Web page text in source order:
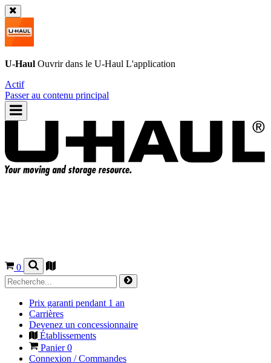
U-Haul Ouvrir dans le U-Haul L'application
Actif
Passer au contenu principal
0
Prix garanti pendant 1 an
Carrières
Devenez un concessionnaire
Établissements
Panier0
Connexion / Commandes